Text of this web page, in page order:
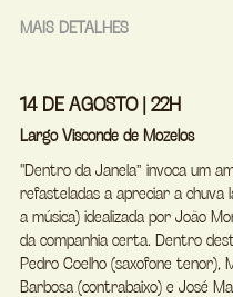
MAIS DETALHES
14 DE AGOSTO | 22H
Largo Visconde de Mozelos
"Dentro da Janela” invoca um
refasteladas a apreciar a chuva
a música) idealizada por João
da companhia certa. Dentro
Pedro Coelho (saxofone tenor),
Barbosa (contrabaixo) e José